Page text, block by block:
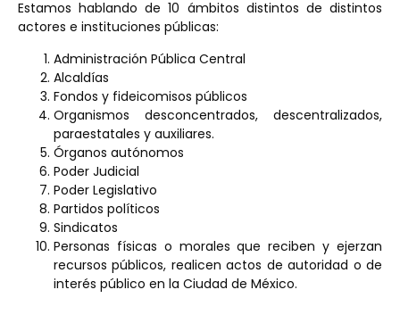
Estamos hablando de 10 ámbitos distintos de distintos
actores e instituciones públicas:
Administración Pública Central
Alcaldías
Fondos y fideicomisos públicos
Organismos desconcentrados, descentralizados,
paraestatales y auxiliares.
Órganos autónomos
Poder Judicial
Poder Legislativo
Partidos políticos
Sindicatos
Personas físicas o morales que reciben y ejerzan
recursos públicos, realicen actos de autoridad o de
interés público en la Ciudad de México.